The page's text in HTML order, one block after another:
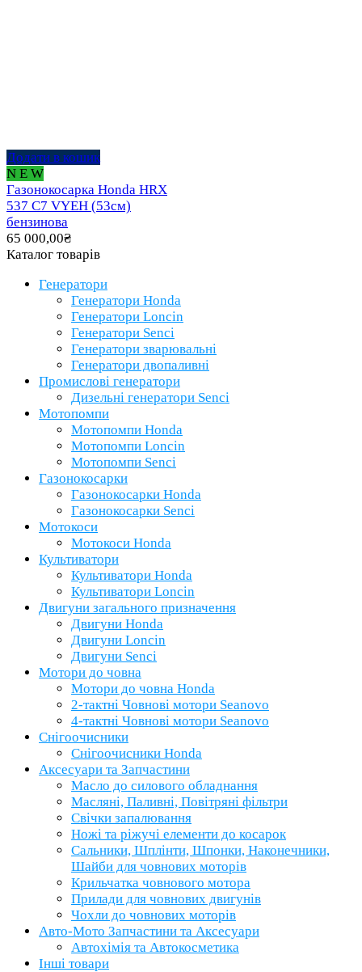
Додати в кошик
N E W
Газонокосарка Honda HRX
537 C7 VYEH (53см)
бензинова
65 000,00₴
Каталог товарів
Генератори
Генератори Honda
Генератори Loncin
Генератори Senci
Генератори зварювальні
Генератори двопаливні
Промислові генератори
Дизельні генератори Senci
Мотопомпи
Мотопомпи Honda
Мотопомпи Loncin
Мотопомпи Senci
Газонокосарки
Газонокосарки Honda
Газонокосарки Senci
Мотокоси
Мотокоси Honda
Культиватори
Культиватори Honda
Культиватори Loncin
Двигуни загального призначення
Двигуни Honda
Двигуни Loncin
Двигуни Senci
Мотори до човна
Мотори до човна Honda
2-тактні Човнові мотори Seanovo
4-тактні Човнові мотори Seanovo
Снігоочисники
Снігоочисники Honda
Аксесуари та Запчастини
Масло до силового обладнання
Масляні, Паливні, Повітряні фільтри
Свічки запалювання
Ножі та ріжучі елементи до косарок
Сальники, Шплінти, Шпонки, Наконечники,
Шайби для човнових моторів
Крильчатка човнового мотора
Прилади для човнових двигунів
Чохли до човнових моторів
Авто-Мото Запчастини та Аксесуари
Автохімія та Автокосметика
Інші товари